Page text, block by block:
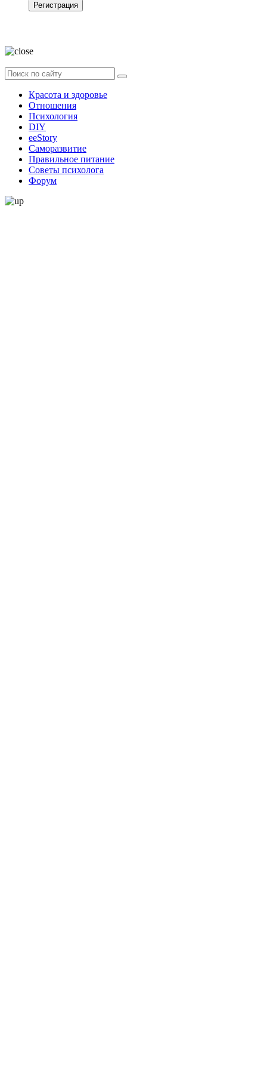
Регистрация
Красота и здоровье
Отношения
Психология
DIY
ееStory
Саморазвитие
Правильное питание
Советы психолога
Форум